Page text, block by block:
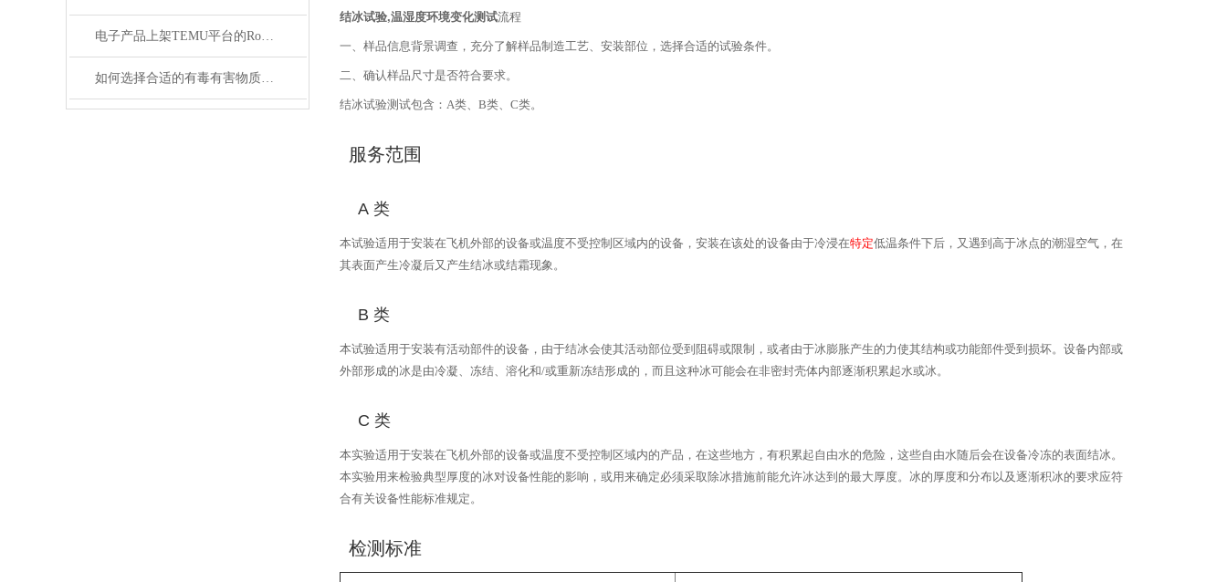
电子产品上架TEMU平台的RoHS检测新规解读
如何选择合适的有毒有害物质检测机构？
结冰试验,温湿度环境变化测试流程
一、样品信息背景调查，充分了解样品制造工艺、安装部位，选择合适的试验条件。
二、确认样品尺寸是否符合要求。
结冰试验测试包含： A类、 B类、 C类。
服务范围
A 类
本试验适用于安装在飞机外部的设备或温度不受控制区域内的设备，安装在该处的设备由于冷浸在特定低温条件下后，又遇到高于冰点的潮湿空气，在
其表面产生冷凝后又产生结冰或结霜现象。
B 类
本试验适用于安装有活动部件的设备，由于结冰会使其活动部位受到阻碍或限制，或者由于冰膨胀产生的力使其结构或功能部件受到损坏。设备内部或
外部形成的冰是由冷凝、冻结、溶化和/或重新冻结形成的，而且这种冰可能会在非密封壳体内部逐渐积累起水或冰。
C 类
本实验适用于安装在飞机外部的设备或温度不受控制区域内的产品，在这些地方，有积累起自由水的危险，这些自由水随后会在设备冷冻的表面结冰。
本实验用来检验典型厚度的冰对设备性能的影响，或用来确定必须采取除冰措施前能允许冰达到的最大厚度。冰的厚度和分布以及逐渐积冰的要求应符
合有关设备性能标准规定。
检测标准